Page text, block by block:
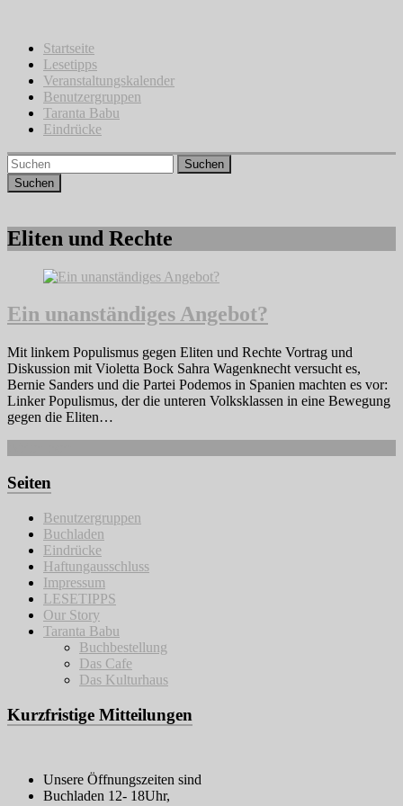
springenStartseite
Lesetipps
Veranstaltungskalender
Benutzergruppen
Taranta Babu
Eindrücke
Suchen
Eliten und Rechte
Ein unanständiges Angebot?
Mit linkem Populismus gegen Eliten und Rechte Vortrag und
Diskussion mit Violetta Bock Sahra Wagenknecht versucht es,
Bernie Sanders und die Partei Podemos in Spanien machten es vor:
Linker Populismus, der die unteren Volksklassen in eine Bewegung
gegen die Eliten…
Seiten
Benutzergruppen
Buchladen
Eindrücke
Haftungausschluss
Impressum
LESETIPPS
Our Story
Taranta Babu
Buchbestellung
Das Cafe
Das Kulturhaus
Kurzfristige Mitteilungen
Unsere Öffnungszeiten sind
Buchladen 12- 18Uhr,